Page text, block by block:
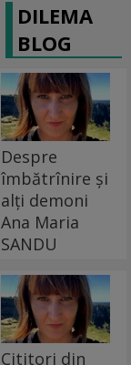
DILEMA
BLOG
Despre
îmbătrînire și
alți demoni
Ana Maria
SANDU
Cititori din